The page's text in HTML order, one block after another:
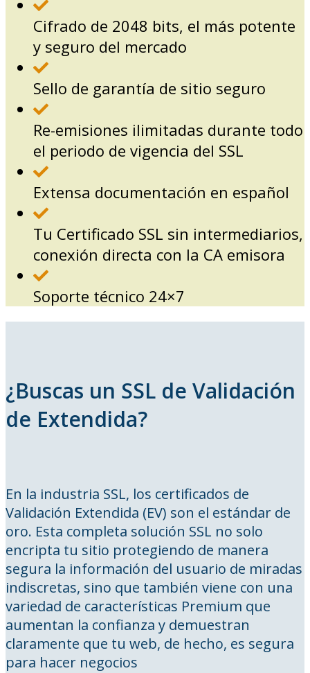
Cifrado de 2048 bits, el más potente
y seguro del mercado
Sello de garantía de sitio seguro
Re-emisiones ilimitadas durante todo
el periodo de vigencia del SSL
Extensa documentación en español
Tu Certificado SSL sin intermediarios,
conexión directa con la CA emisora
Soporte técnico 24×7
¿Buscas un SSL de Validación
de Extendida?
En la industria SSL, los certificados de
Validación Extendida (EV) son el estándar de
oro. Esta completa solución SSL no solo
encripta tu sitio protegiendo de manera
segura la información del usuario de miradas
indiscretas, sino que también viene con una
variedad de características Premium que
aumentan la confianza y demuestran
claramente que tu web, de hecho, es segura
para hacer negocios